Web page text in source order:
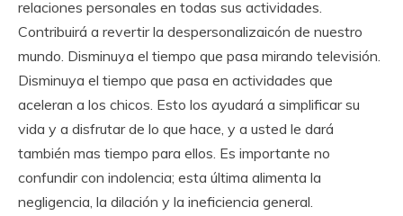
relaciones personales en todas sus actividades.
Contribuirá a revertir la despersonalizaicón de nuestro
mundo. Disminuya el tiempo que pasa mirando televisión.
Disminuya el tiempo que pasa en actividades que
aceleran a los chicos. Esto los ayudará a simplificar su
vida y a disfrutar de lo que hace, y a usted le dará
también mas tiempo para ellos. Es importante no
confundir con indolencia; esta última alimenta la
negligencia, la dilación y la ineficiencia general.